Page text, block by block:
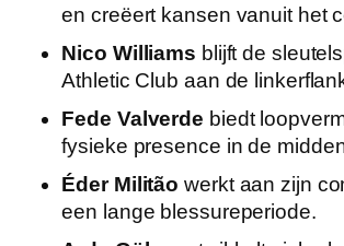
en creëert kansen vanuit het
Nico Williams blijft de
Athletic Club aan de
Fede Valverde biedt
fysieke presence in de
Éder Militão werkt aan zijn
een lange blessureperiode.